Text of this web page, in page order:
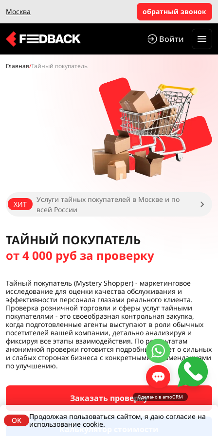
Москва обратный звонок
Войти
Главная/Тайный покупатель
ХИТ
Услуги тайных покупателей в Москве и по
всей России
ТАЙНЫЙ ПОКУПАТЕЛЬ
от 4 000 руб за проверку
Тайный покупатель (Mystery Shopper) - маркетинговое
исследование для оценки качества обслуживания и
эффективности персонала глазами реального клиента.
Проверка розничной торговли и сферы услуг тайными
покупателями - это своеобразная контрольная закупка,
когда подготовленные агенты выступают в роли обычных
посетителей вашей компании, детально анализируя и
фиксируя все этапы взаимодействия. По результатам
анонимной проверки готовится подробный отчет о сильных
и слабых сторонах бизнеса с конкретными рекомендациями
по улучшению.
Заказать проверку
Калькулятор стоимости
OK
Продолжая пользоваться сайтом, я даю согласие на
использование cookie.
Сделано в amoCRM